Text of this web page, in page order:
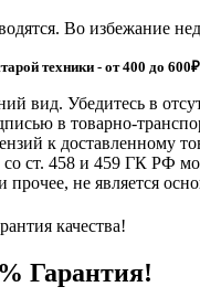
Во избежание
техники - от 400 до 600
вид. Убедитесь в
в товарно-
к доставленному
ст. 458 и 459 ГК РФ
прочее, не является
качества!
Гарантия!